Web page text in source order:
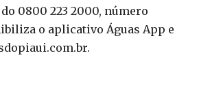
0800 223 2000, número
o aplicativo Águas App e